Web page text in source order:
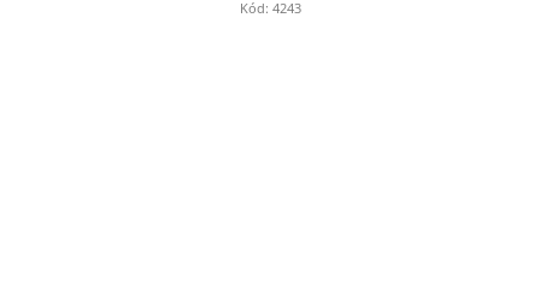
Kód: 4243